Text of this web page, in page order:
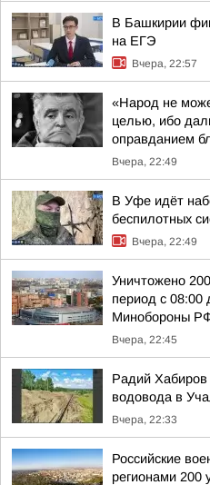
В Башкирии
на ЕГЭ
Вчера, 22:57
«Народ не
целью, ибо
оправданием
Вчера, 22:49
В Уфе идёт
беспилотных
Вчера, 22:49
Уничтожено
период с 08:00
Минобороны
Вчера, 22:45
Радий Хабиров
водовода в
Вчера, 22:33
Российские
регионами 200